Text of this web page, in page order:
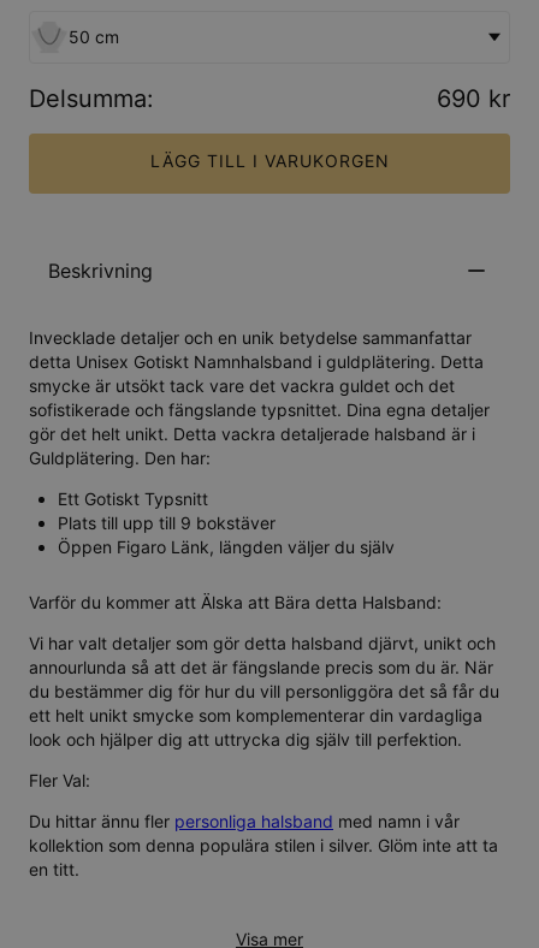
50 cm
Delsumma: 690 kr
LÄGG TILL I VARUKORGEN
Beskrivning
Invecklade detaljer och en unik betydelse sammanfattar
detta Unisex Gotiskt Namnhalsband i guldplätering. Detta
smycke är utsökt tack vare det vackra guldet och det
sofistikerade och fängslande typsnittet. Dina egna detaljer
gör det helt unikt. Detta vackra detaljerade halsband är i
Guldplätering. Den har:
Ett Gotiskt Typsnitt
Plats till upp till 9 bokstäver
Öppen Figaro Länk, längden väljer du själv
Visa mer
Varför du kommer att Älska att Bära detta Halsband:
Vi har valt detaljer som gör detta halsband djärvt, unikt och
annourlunda så att det är fängslande precis som du är. När
du bestämmer dig för hur du vill personliggöra det så får du
ett helt unikt smycke som komplementerar din vardagliga
look och hjälper dig att uttrycka dig själv till perfektion.
Fler Val:
Du hittar ännu fler personliga halsband med namn i vår
kollektion som denna populära stilen i silver. Glöm inte att ta
en titt.